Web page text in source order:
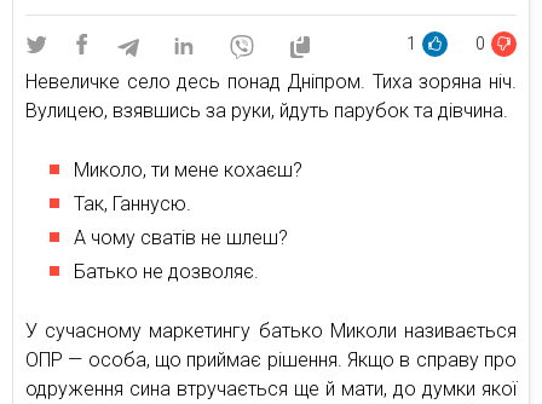
1 0
Невеличке село десь понад Дніпром. Тиха зоряна ніч.
Вулицею, взявшись за руки, йдуть парубок та дівчина.
Миколо, ти мене кохаєш?
Так, Ганнусю.
А чому сватів не шлеш?
Батько не дозволяє.
У сучасному маркетингу батько Миколи називається
ОПР — особа, що приймає рішення. Якщо в справу про
одруження сина втручається ще й мати, до думки якої